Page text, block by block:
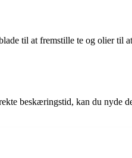
til at fremstille te og olier til
beskæringstid, kan du nyde